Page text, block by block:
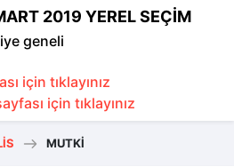
2019 YEREL SEÇİM
geneli
için tıklayınız
için tıklayınız
MUTKİ